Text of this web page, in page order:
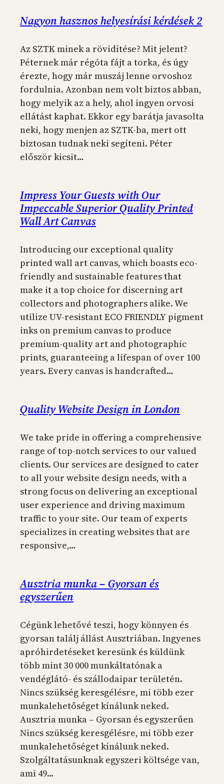
Nagyon hasznos helyesírási kérdések 2
Az SZTK minek a rövidítése? Mit jelent?
Péternek már régóta fájt a torka, és úgy
érezte, hogy már muszáj lenne orvoshoz
fordulnia. Azonban nem volt biztos abban,
hogy melyik az a hely, ahol ingyen orvosi
ellátást kaphat. Ekkor egy barátja javasolta
neki, hogy menjen az SZTK-ba, mert ott
biztosan tudnak neki segíteni. Péter
először kicsit…
Impress Your Guests with Our
Impeccable Superior Quality Printed
Wall Art Canvas
Introducing our exceptional quality
printed wall art canvas, which boasts eco-
friendly and sustainable features that
make it a top choice for discerning art
collectors and photographers alike. We
utilize UV-resistant ECO FRIENDLY pigment
inks on premium canvas to produce
premium-quality art and photographic
prints, guaranteeing a lifespan of over 100
years. Every canvas is handcrafted…
Quality Website Design in London
We take pride in offering a comprehensive
range of top-notch services to our valued
clients. Our services are designed to cater
to all your website design needs, with a
strong focus on delivering an exceptional
user experience and driving maximum
traffic to your site. Our team of experts
specializes in creating websites that are
responsive,…
Ausztria munka – Gyorsan és
egyszerűen
Cégünk lehetővé teszi, hogy könnyen és
gyorsan találj állást Ausztriában. Ingyenes
apróhirdetéseket keresünk és küldünk
több mint 30 000 munkáltatónak a
vendéglátó- és szállodaipar területén.
Nincs szükség keresgélésre, mi több ezer
munkalehetőséget kínálunk neked.
Ausztria munka – Gyorsan és egyszerűen
Nincs szükség keresgélésre, mi több ezer
munkalehetőséget kínálunk neked.
Szolgáltatásunknak egyszeri költsége van,
ami 49…